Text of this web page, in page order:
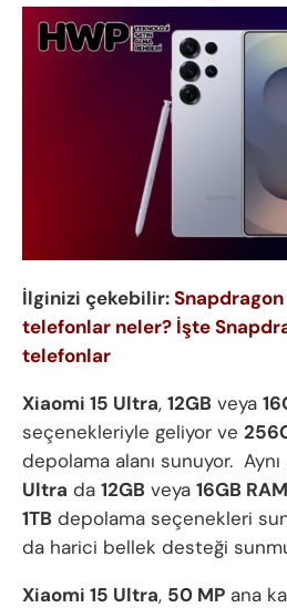
İlginizi çekebilir:
telefonlar neler? İşte
telefonlar
Xiaomi 15 Ultra, 12GB veya
seçenekleriyle geliyor ve
depolama alanı sunuyor.
Ultra da 12GB veya 16GB RAM
1TB depolama seçenekleri
da harici bellek desteği
Xiaomi 15 Ultra, 50 MP ana